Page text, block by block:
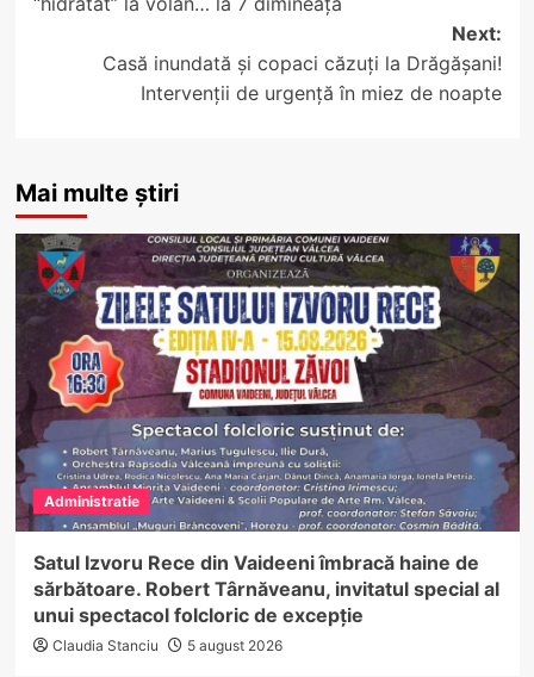
Next:
Casă inundată și copaci căzuți la Drăgășani!
Intervenții de urgență în miez de noapte
Mai multe știri
Administratie
Satul Izvoru Rece din Vaideeni îmbracă haine de
sărbătoare. Robert Târnăveanu, invitatul special al
unui spectacol folcloric de excepție
Claudia Stanciu 5 august 2026